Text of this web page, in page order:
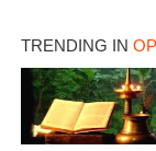
TRENDING IN